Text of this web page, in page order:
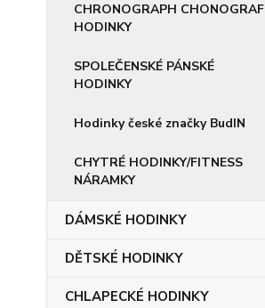
CHRONOGRAPH CHONOGRAF
HODINKY
SPOLEČENSKÉ PÁNSKÉ
HODINKY
Hodinky české značky BudIN
CHYTRÉ HODINKY/FITNESS
NÁRAMKY
DÁMSKÉ HODINKY
DĚTSKÉ HODINKY
CHLAPECKÉ HODINKY